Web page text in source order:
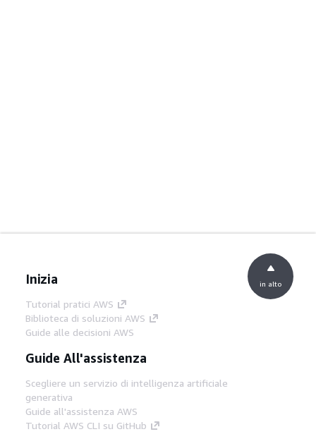
Inizia
Tutorial pratici AWS
Biblioteca di soluzioni AWS
Guide alle decisioni AWS
Guide All'assistenza
Scegliere un servizio di intelligenza artificiale
generativa
Guide all'assistenza AWS
Tutorial AWS CLI su GitHub
in alto